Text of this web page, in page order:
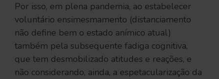
Por isso, em plena pandemia, ao estabelecer
voluntário ensimesmamento (distanciamento
não define bem o estado anímico atual)
também pela subsequente fadiga cognitiva,
que tem desmobilizado atitudes e reações, e
não considerando, ainda, a espetacularização da